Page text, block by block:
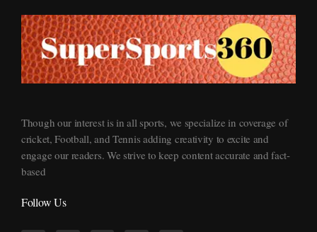
Though our interest is in all sports, we specialize in coverage of
cricket, Football, and Tennis adding creativity to excite and
engage our readers. We strive to keep content accurate and fact-
based
Follow Us